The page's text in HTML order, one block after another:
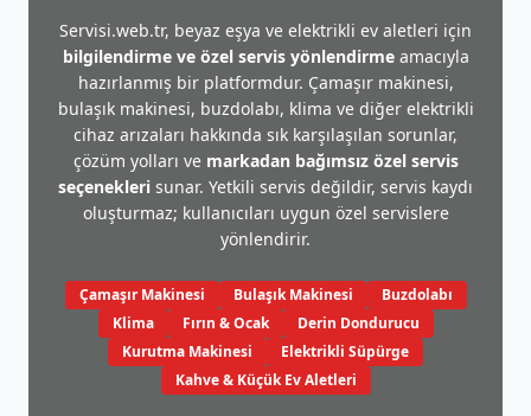
Servisi.web.tr, beyaz eşya ve elektrikli ev aletleri için
bilgilendirme ve özel servis yönlendirmeamacıyla
hazırlanmış bir platformdur. Çamaşır makinesi,
bulaşık makinesi, buzdolabı, klima ve diğer elektrikli
cihaz arızaları hakkında sık karşılaşılan sorunlar,
çözüm yolları ve markadan bağımsız özel servis
seçenekleri sunar. Yetkili servis değildir, servis kaydı
oluşturmaz; kullanıcıları uygun özel servislere
yönlendirir.
Çamaşır Makinesi Bulaşık Makinesi
Buzdolabı
Klima
Fırın & Ocak
Derin Dondurucu
Kurutma Makinesi
Elektrikli Süpürge
Kahve & Küçük Ev Aletleri